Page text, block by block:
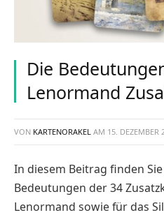
Die
Lenormand
VON KARTENORAKEL AM 15. DEZEMBER
In diesem Beitrag finden
Bedeutungen der 34
Lenormand sowie für das